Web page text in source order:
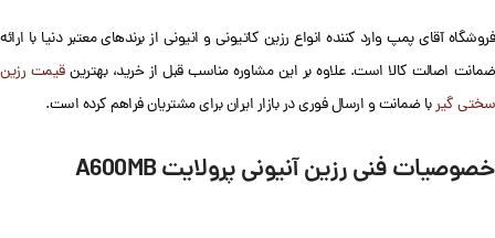
فروشگاه آقای پمپ وارد کننده انواع رزین کاتیونی و انیونی از برندهای معتبر دنیا با ارائه
ضمانت اصالت کالا است. علاوه بر این مشاوره مناسب قبل از خرید، بهترینقیمت رزین
سختی گیربا ضمانت و ارسال فوری در بازار ایران برای مشتریان فراهم کرده است.
خصوصیات فنی رزین آنیونی پرولایت A600MB